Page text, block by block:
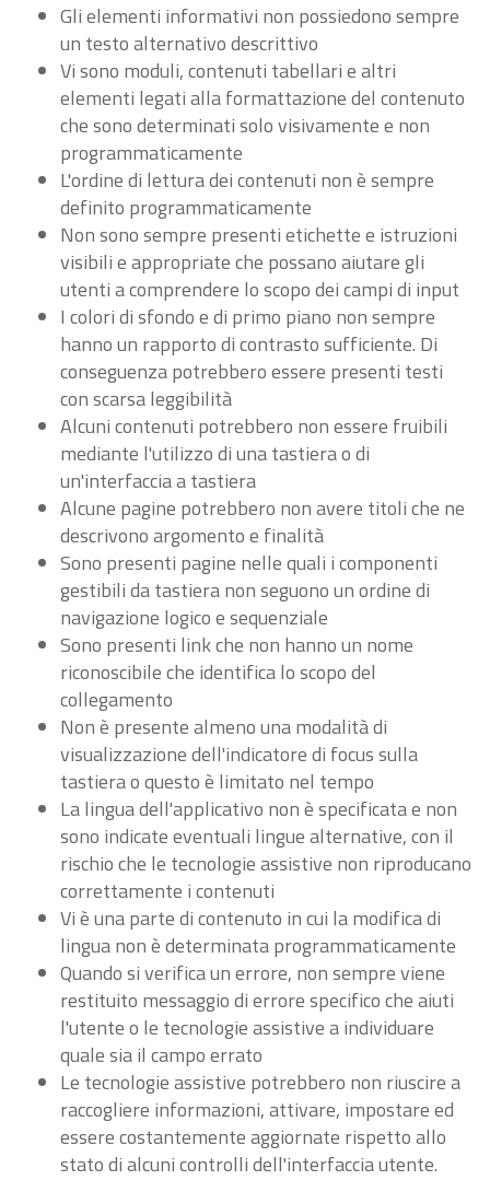
Gli elementi informativi non possiedono sempre
un testo alternativo descrittivo
Vi sono moduli, contenuti tabellari e altri
elementi legati alla formattazione del contenuto
che sono determinati solo visivamente e non
programmaticamente
L'ordine di lettura dei contenuti non è sempre
definito programmaticamente
Non sono sempre presenti etichette e istruzioni
visibili e appropriate che possano aiutare gli
utenti a comprendere lo scopo dei campi di input
I colori di sfondo e di primo piano non sempre
hanno un rapporto di contrasto sufficiente. Di
conseguenza potrebbero essere presenti testi
con scarsa leggibilità
Alcuni contenuti potrebbero non essere fruibili
mediante l'utilizzo di una tastiera o di
un'interfaccia a tastiera
Alcune pagine potrebbero non avere titoli che ne
descrivono argomento e finalità
Sono presenti pagine nelle quali i componenti
gestibili da tastiera non seguono un ordine di
navigazione logico e sequenziale
Sono presenti link che non hanno un nome
riconoscibile che identifica lo scopo del
collegamento
Non è presente almeno una modalità di
visualizzazione dell'indicatore di focus sulla
tastiera o questo è limitato nel tempo
La lingua dell'applicativo non è specificata e non
sono indicate eventuali lingue alternative, con il
rischio che le tecnologie assistive non riproducano
correttamente i contenuti
Vi è una parte di contenuto in cui la modifica di
lingua non è determinata programmaticamente
Quando si verifica un errore, non sempre viene
restituito messaggio di errore specifico che aiuti
l'utente o le tecnologie assistive a individuare
quale sia il campo errato
Le tecnologie assistive potrebbero non riuscire a
raccogliere informazioni, attivare, impostare ed
essere costantemente aggiornate rispetto allo
stato di alcuni controlli dell'interfaccia utente.